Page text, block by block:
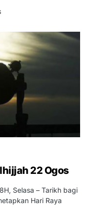
22 Ogos
Selasa – Tarikh bagi
Hari Raya